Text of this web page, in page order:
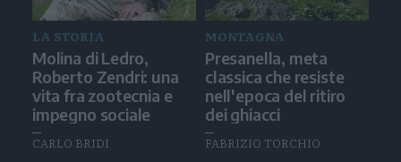
LA STORIA
Molina di Ledro,
Roberto Zendri: una
vita fra zootecnia e
impegno sociale
CARLO BRIDI
MONTAGNA
Presanella, meta
classica che resiste
nell'epoca del ritiro
dei ghiacci
FABRIZIO TORCHIO